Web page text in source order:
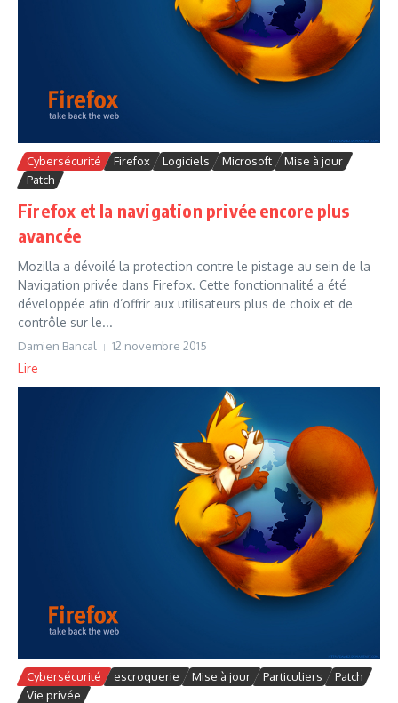
Cybersécurité Firefox Logiciels Microsoft
Mise à jour
Patch
Firefox et la navigation privée encore plus
avancée
Mozilla a dévoilé la protection contre le pistage au sein de la
Navigation privée dans Firefox. Cette fonctionnalité a été
développée afin d’offrir aux utilisateurs plus de choix et de
contrôle sur le...
Damien Bancal 12 novembre 2015
Lire
Cybersécurité escroquerie Mise à jour Particuliers
Patch
Vie privée